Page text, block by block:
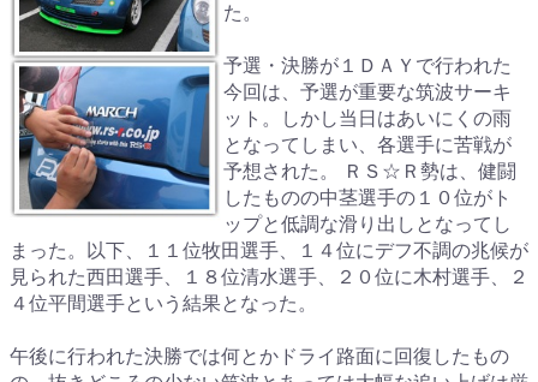
た。
予選・決勝が１ＤＡＹで行われた
今回は、予選が重要な筑波サーキ
ット。しかし当日はあいにくの雨
となってしまい、各選手に苦戦が
予想された。 ＲＳ☆Ｒ勢は、健闘
したものの中茎選手の１０位がト
ップと低調な滑り出しとなってし
まった。以下、１１位牧田選手、１４位にデフ不調の兆候が
見られた西田選手、１８位清水選手、２０位に木村選手、２
４位平間選手という結果となった。
午後に行われた決勝では何とかドライ路面に回復したもの